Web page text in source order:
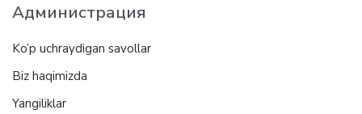
Администрация
Ko’p uchraydigan savollar
Biz haqimizda
Yangiliklar